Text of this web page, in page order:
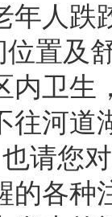
年人跌
置及
内卫生
往河道
请您
的各种